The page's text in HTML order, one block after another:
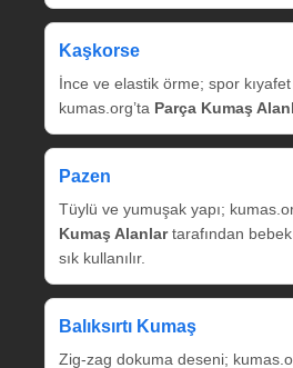
Kaşkorse
İnce ve elastik örme; spor
kumas.org’ta Parça Kumaş
Pazen
Tüylü ve yumuşak yapı;
Kumaş Alanlartarafından
sık kullanılır.
Balıksırtı Kumaş
Zig‑zag dokuma deseni;